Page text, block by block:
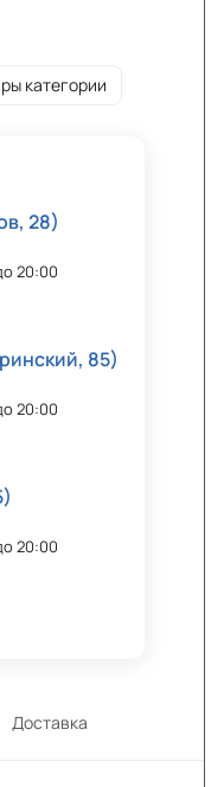
категории
28)
20:00
85)
20:00
20:00
Доставка